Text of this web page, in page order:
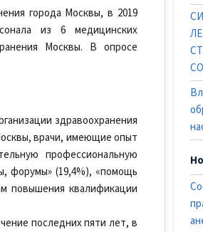
города Москвы, в 2019
из 6 медицинских
Москвы. В опросе
здравоохранения
врачи, имеющие опыт
профессиональную
форумы» (19,4%), «помощь
повышения квалификации
последних пяти лет, в